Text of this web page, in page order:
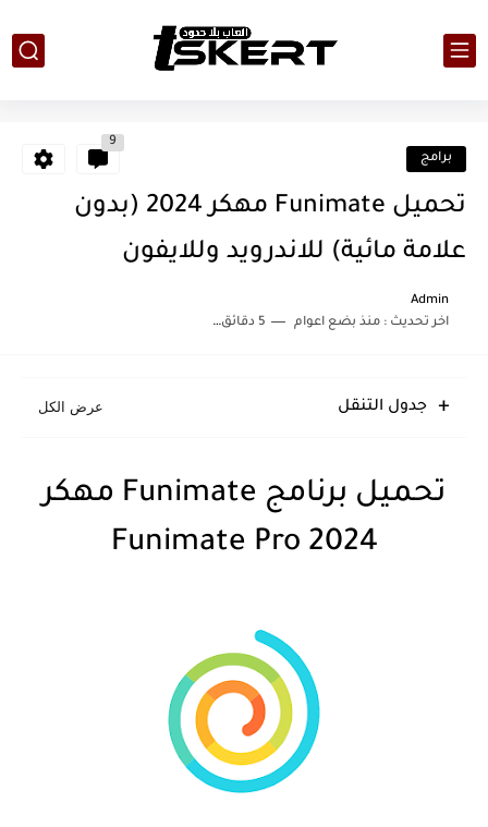
برامج
9
تحميل Funimate مهكر 2024 (بدون
علامة مائية) للاندرويد وللايفون
Admin
اخر تحديث :منذ بضع اعوام 5 دقائق للقراءة
جدول التنقل
تحميل برنامج Funimate مهكر
2024 Funimate Pro